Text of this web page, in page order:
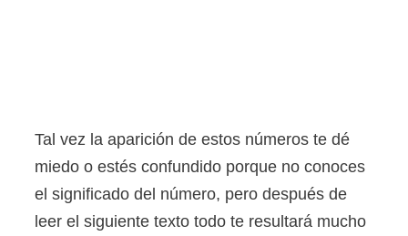
Tal vez la aparición de estos números te dé
miedo o estés confundido porque no conoces
el significado del número, pero después de
leer el siguiente texto todo te resultará mucho